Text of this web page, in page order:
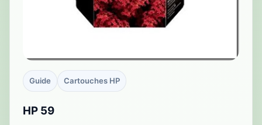
Guide Cartouches HP
HP 59